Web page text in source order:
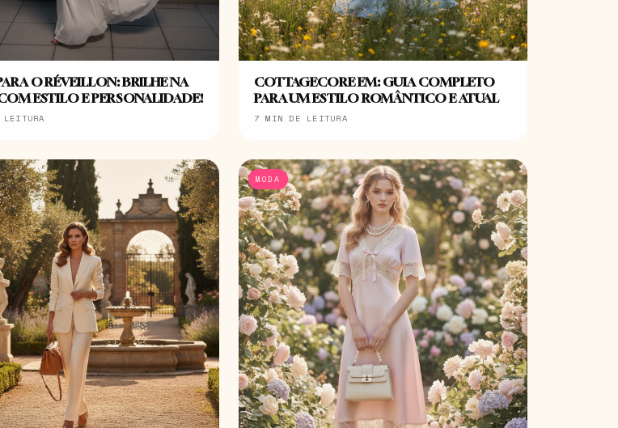
O RÉVEILLON: BRILHE NA
ESTILO E PERSONALIDADE!
COTTAGECORE EM: GUIA COMPLETO
PARA UM ESTILO ROMÂNTICO E ATUAL
7 MIN DE LEITURA
MODA